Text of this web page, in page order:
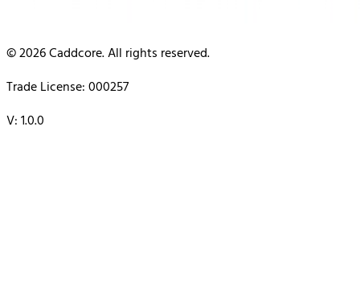
© 2026 Caddcore. All rights reserved.
Trade License: 000257
V: 1.0.0